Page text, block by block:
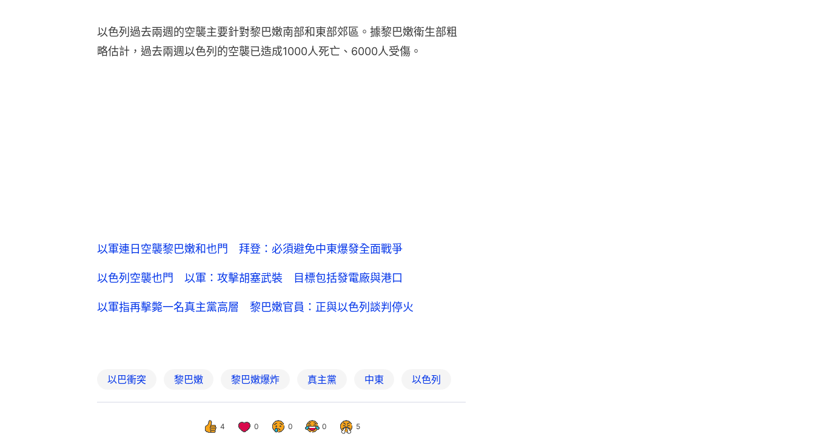
以色列過去兩週的空襲主要針對黎巴嫩南部和東部郊區。據黎巴嫩衛生部粗
略估計，過去兩週以色列的空襲已造成1000人死亡、6000人受傷。
以軍連日空襲黎巴嫩和也門 拜登：必須避免中東爆發全面戰爭
以色列空襲也門 以軍：攻擊胡塞武裝 目標包括發電廠與港口
以軍指再擊斃一名真主黨高層 黎巴嫩官員：正與以色列談判停火
以巴衝突 黎巴嫩 黎巴嫩爆炸 真主黨 中東 以色列
4 0 0 0 5